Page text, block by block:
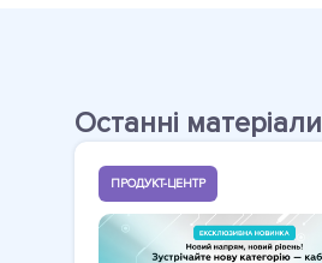
Останні матеріали
ПРОДУКТ-ЦЕНТР